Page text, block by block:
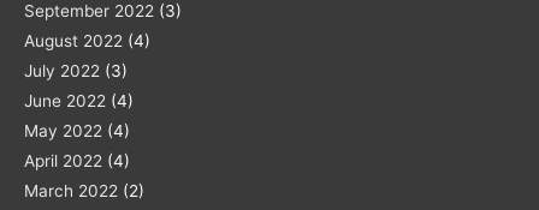
September 2022 (3)
August 2022 (4)
July 2022 (3)
June 2022 (4)
May 2022 (4)
April 2022 (4)
March 2022 (2)